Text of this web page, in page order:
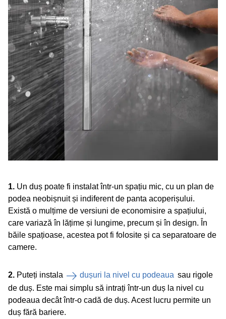
1. Un duș poate fi instalat într-un spațiu mic, cu un plan de
podea neobișnuit și indiferent de panta acoperișului.
Există o mulțime de versiuni de economisire a spațiului,
care variază în lățime și lungime, precum și în design. În
băile spațioase, acestea pot fi folosite și ca separatoare de
camere.
2. Puteți instala dușuri la nivel cu podeaua sau rigole
de duș. Este mai simplu să intrați într-un duș la nivel cu
podeaua decât într-o cadă de duș. Acest lucru permite un
duș fără bariere.